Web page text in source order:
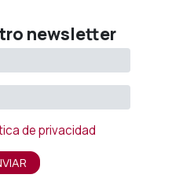
newsletter
de privacidad